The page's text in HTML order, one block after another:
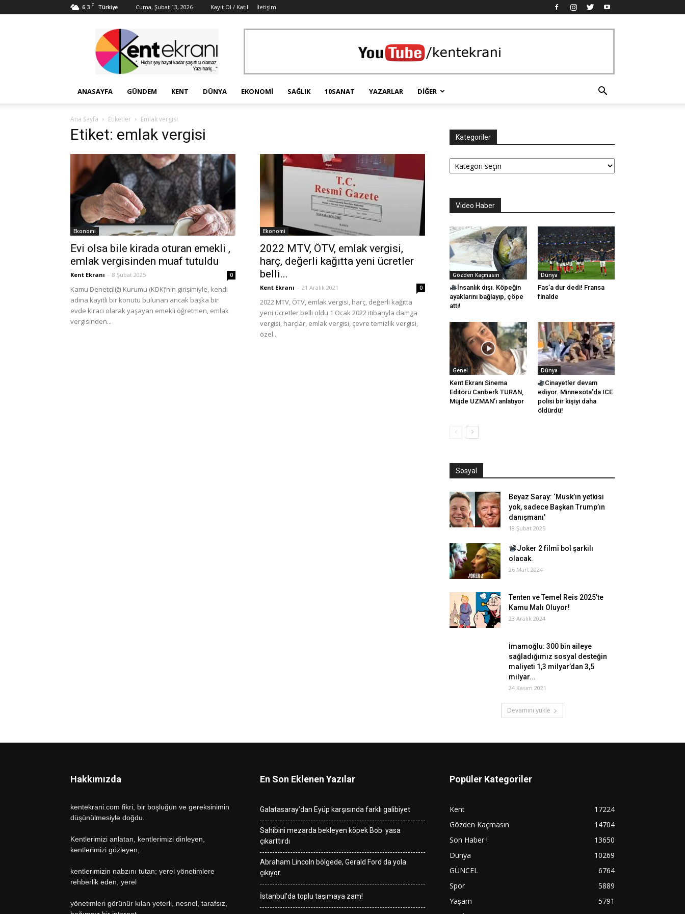
6.3 C Türkiye Cuma, Şubat 13, 2026 Kayıt Ol / Katıl İletişim
Ekranı
ANASAYFA GÜNDEM KENT DÜNYA EKONOMI SAĞLIK 10SANAT YAZARLAR DIĞER
Ana Sayfa Etiketler Emlak vergisi
Etiket: emlak vergisi
Ekonomi
Evi olsa bile kirada oturan emekli ,
emlak vergisinden muaf tutuldu
Kent Ekranı - 8 Şubat 2025 0
Kamu Denetçiliği Kurumu (KDK)’nin girişimiyle, kendi
adına kayıtlı bir konutu bulunan ancak başka bir
evde kiracı olarak yaşayan emekli öğretmen, emlak
vergisinden...
Ekonomi
2022 MTV, ÖTV, emlak vergisi,
harç, değerli kağıtta yeni ücretler
belli...
Kent Ekranı - 21 Aralık 2021 0
2022 MTV, ÖTV, emlak vergisi, harç, değerli kağıtta
yeni ücretler belli oldu 1 Ocak 2022 itibarıyla damga
vergisi, harçlar, emlak vergisi, çevre temizlik vergisi,
özel...
Kategoriler
Kategoriler
Video Haber
Gözden Kaçmasın
İnsanlık dışı. Köpeğin
ayaklarını bağlayıp, çöpe
attı!
Dünya
Fas’a dur dedi! Fransa
finalde
Genel
Kent Ekranı Sinema
Editörü Canberk TURAN,
Müjde UZMAN’ı anlatıyor
Dünya
Cinayetler devam
ediyor. Minnesota’da ICE
polisi bir kişiyi daha
öldürdü!
Sosyal
Beyaz Saray: ‘Musk’ın yetkisi
yok, sadece Başkan Trump’ın
danışmanı’
18 Şubat 2025
Joker 2 filmi bol şarkılı
olacak.
26 Mart 2024
Tenten ve Temel Reis 2025’te
Kamu Malı Oluyor!
23 Aralık 2024
İmamoğlu: 300 bin aileye
sağladığımız sosyal desteğin
maliyeti 1,3 milyar’dan 3,5
milyar...
24 Kasım 2021
Devamını yükle
Hakkımızda
kentekrani.com fikri, bir boşluğun ve gereksinimin
düşünülmesiyle doğdu.
Kentlerimizi anlatan, kentlerimizi dinleyen,
kentlerimizi gözleyen,
kentlerimizin nabzını tutan; yerel yönetimlere
rehberlik eden, yerel
yönetimleri görünür kılan yeterli, nesnel, tarafsız,
En Son Eklenen Yazılar
Galatasaray’dan Eyüp karşısında farklı galibiyet
Sahibini mezarda bekleyen köpek Bob yasa
çıkarttırdı
Abraham Lincoln bölgede, Gerald Ford da yola
çıkıyor.
İstanbul’da toplu taşımaya zam!
Popüler Kategoriler
Kent
17224
Gözden Kaçmasın
14704
Son Haber !
13650
Dünya
10269
GÜNCEL
6764
Spor
5889
Yaşam
5791